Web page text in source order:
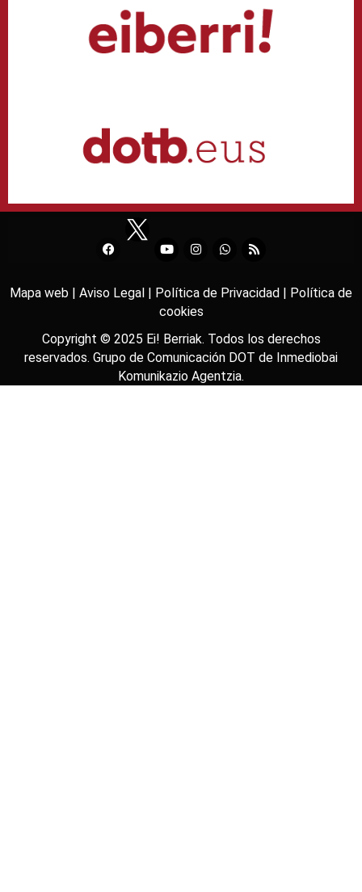
Mapa web | Aviso Legal | Política de Privacidad | Política de
cookies
Copyright © 2025 Ei! Berriak. Todos los derechos
reservados. Grupo de Comunicación DOT de Inmediobai
Komunikazio Agentzia.